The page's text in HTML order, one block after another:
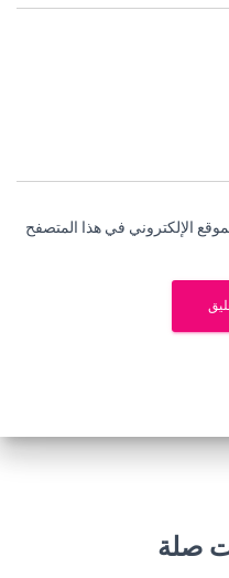
الإلكتروني في هذا المتصفح
صلة